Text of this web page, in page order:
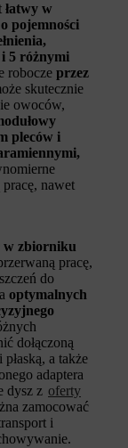
łatwy w
pojemności
5 różnymi
robocze przez
skutecznie
owoców,
pleców i
nawet
w zbiorniku
pracę,
do
optymalnych
dołączoną
a także
adaptera
dysz z oferty
zamocować
i